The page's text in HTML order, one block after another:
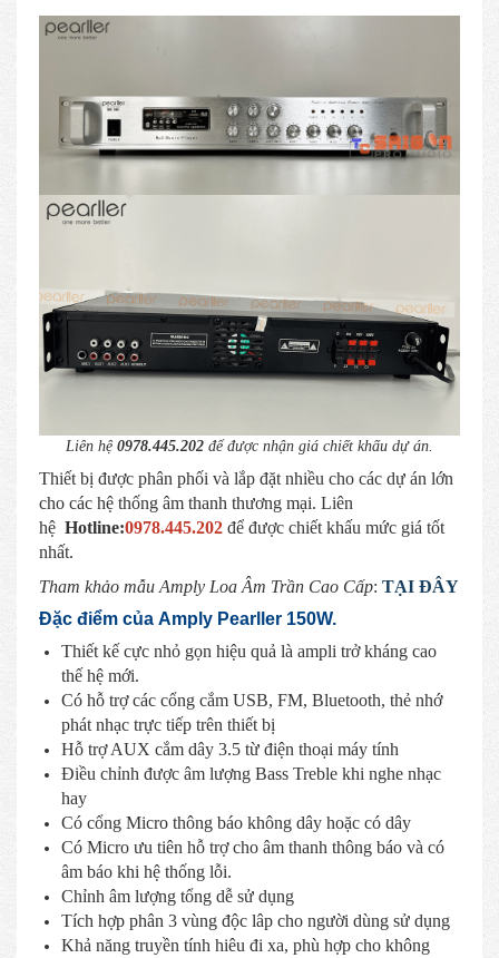
Liên hệ 0978.445.202 để được nhận giá chiết khấu dự án.
Thiết bị được phân phối và lắp đặt nhiều cho các dự án lớn
cho các hệ thống âm thanh thương mại. Liên
hệ Hotline:0978.445.202 để được chiết khấu mức giá tốt
nhất.
Tham khảo mẫu Amply Loa Âm Trần Cao Cấp: TẠI ĐÂY
Đặc điểm của Amply Pearller 150W.
Thiết kế cực nhỏ gọn hiệu quả là ampli trở kháng cao
thế hệ mới.
Có hỗ trợ các cổng cắm USB, FM, Bluetooth, thẻ nhớ
phát nhạc trực tiếp trên thiết bị
Hỗ trợ AUX cắm dây 3.5 từ điện thoại máy tính
Điều chỉnh được âm lượng Bass Treble khi nghe nhạc
hay
Có cổng Micro thông báo không dây hoặc có dây
Có Micro ưu tiên hỗ trợ cho âm thanh thông báo và có
âm báo khi hệ thống lỗi.
Chỉnh âm lượng tổng dễ sử dụng
Tích hợp phân 3 vùng độc lâp cho người dùng sử dụng
Khả năng truyền tính hiêu đi xa, phù hợp cho không